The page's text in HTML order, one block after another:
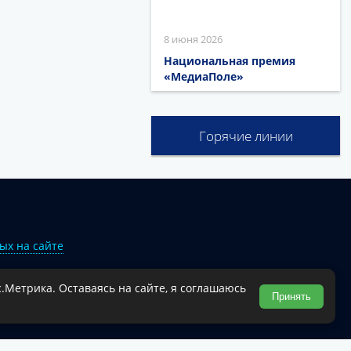
8 июня 2026
Национальная премия
«МедиаПоле»
Горячие линии
на сайте
муниципального округа.
Оставаясь на сайте, я соглашаюсь
Принять